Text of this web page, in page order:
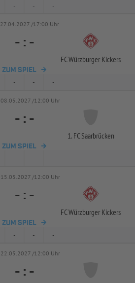
- - -
27.04.2027 /17:00 Uhr
- : -
FC Würzburger Kickers
ZUM SPIEL
- - -
08.05.2027 /12:00 Uhr
- : -
1. FC Saarbrücken
ZUM SPIEL
- - -
15.05.2027 /12:00 Uhr
- : -
FC Würzburger Kickers
ZUM SPIEL
- - -
22.05.2027 /12:00 Uhr
- : -